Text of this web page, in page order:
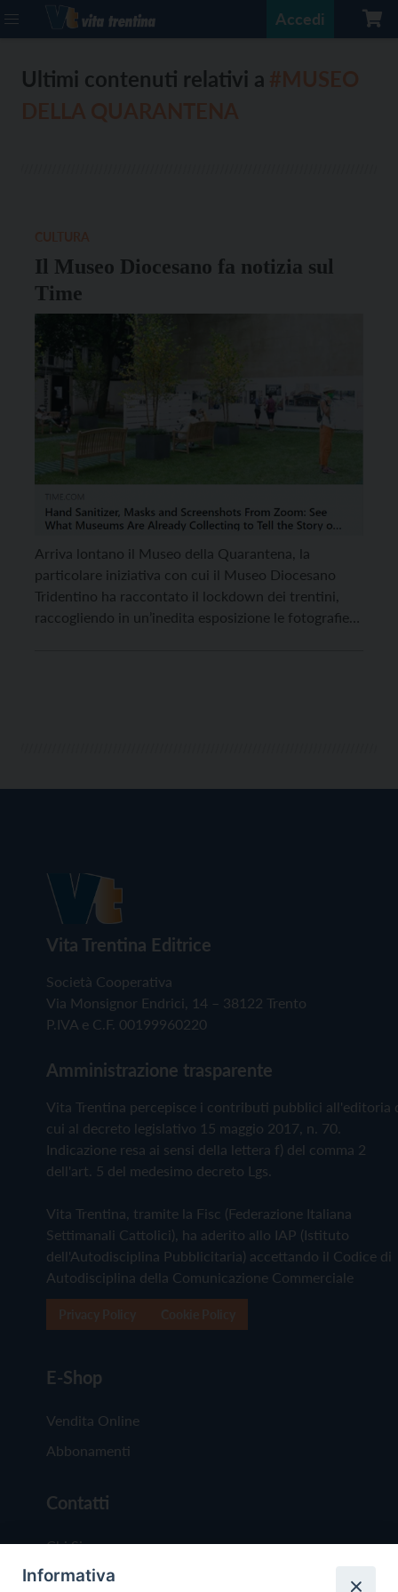
Accedi
Ultimi contenuti relativi a
Il Museo Diocesano fa notizia sul
Time
Arriva lontano il Museo della Quarantena, la
particolare iniziativa con cui il Museo Diocesano
Tridentino ha raccontato il lockdown dei trentini,
raccogliendo in un’inedita esposizione le fotografie
Vita Trentina Editrice
Società Cooperativa
Via Monsignor Endrici, 14 – 38122 Trento
P.IVA e C.F. 00199960220
Amministrazione trasparente
Vita Trentina percepisce i contributi pubblici all'editoria
cui al decreto legislativo 15 maggio 2017, n. 70.
Indicazione resa ai sensi della lettera f) del comma 2
dell'art. 5 del medesimo decreto Lgs.
Vita Trentina, tramite la Fisc (Federazione Italiana
Settimanali Cattolici), ha aderito allo IAP (Istituto
dell'Autodisciplina Pubblicitaria) accettando il Codice di
Autodisciplina della Comunicazione Commerciale
E-Shop
Vendita Online
Abbonamenti
Contatti
Chi Siamo
Redazione
Informativa